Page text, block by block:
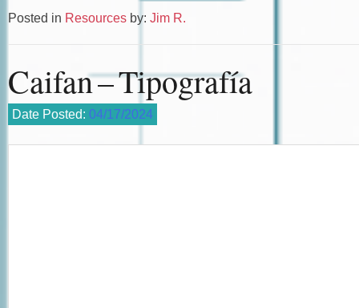
Posted in Resources by: Jim R.
Caifan – Tipografía
Date Posted: 04/17/2024